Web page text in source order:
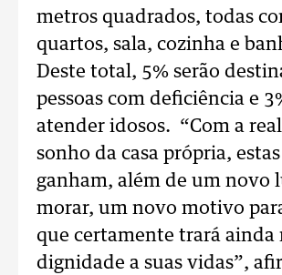
metros quadrados, todas
quartos, sala, cozinha e
Deste total, 5% serão
pessoas com deficiência e
atender idosos. “Com a
sonho da casa própria,
ganham, além de um novo
morar, um novo motivo
que certamente trará ainda
dignidade a suas vidas”,